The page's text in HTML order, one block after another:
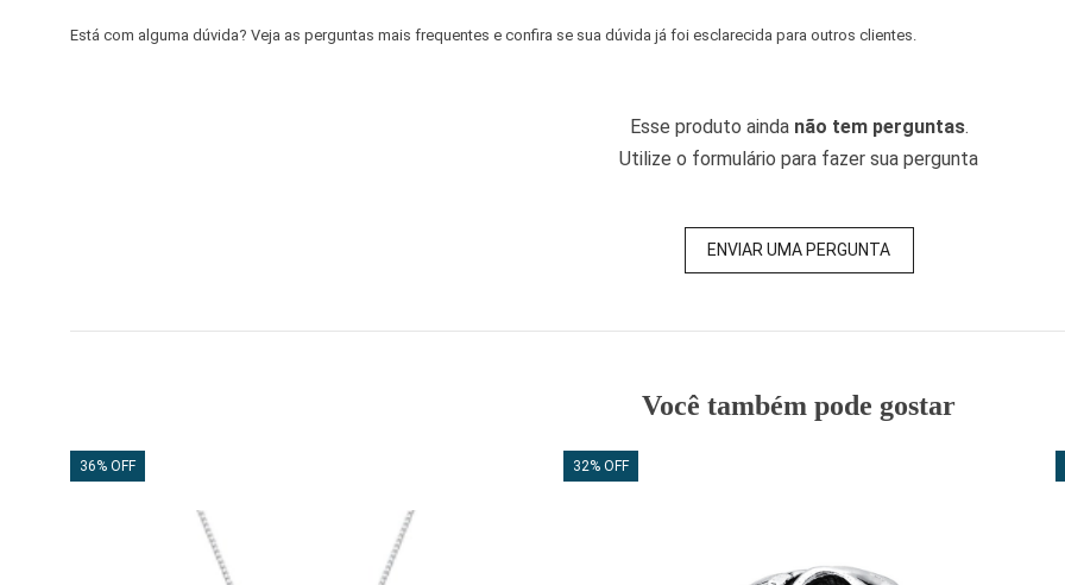
Está com alguma dúvida? Veja as perguntas mais frequentes e confira se sua dúvida já foi esclarecida para outros clientes.
Esse produto ainda não tem perguntas.
Utilize o formulário para fazer sua pergunta
ENVIAR UMA PERGUNTA
Você também pode gostar
36% OFF 32% OFF